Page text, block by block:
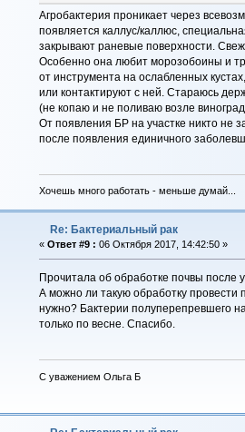
Агробактерия проникает через
появляется каллус/каллюс,
закрывают раневые поверхности.
Особенно она любит морозобоины и
от инструмента на ослабленных
или контактируют с ней. Стараюсь
(не копаю и не поливаю возле
От появления БР на участке никто не
после появления единичного
Хочешь много работать - меньше думай...
Re: Бактериальный рак
« Ответ #9 : 06 Октября 2017, 14:42:50 »
Прочитала об обработке почвы после
А можно ли такую обработку
нужно? Бактерии полуперепревшего
только по весне. Спасибо.
С уважением Ольга Б